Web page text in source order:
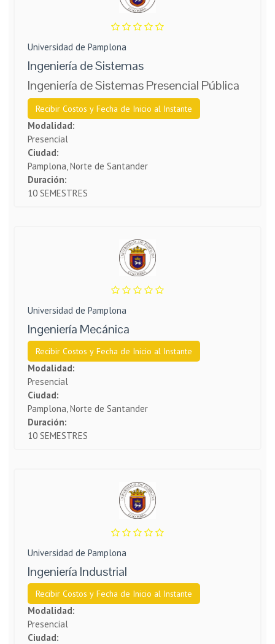
Universidad de Pamplona
Ingeniería de Sistemas
Ingeniería de Sistemas Presencial Pública
Recibir Costos y Fecha de Inicio al Instante
Modalidad:
Presencial
Ciudad:
Pamplona, Norte de Santander
Duración:
10 SEMESTRES
Universidad de Pamplona
Ingeniería Mecánica
Recibir Costos y Fecha de Inicio al Instante
Modalidad:
Presencial
Ciudad:
Pamplona, Norte de Santander
Duración:
10 SEMESTRES
Universidad de Pamplona
Ingeniería Industrial
Recibir Costos y Fecha de Inicio al Instante
Modalidad:
Presencial
Ciudad: